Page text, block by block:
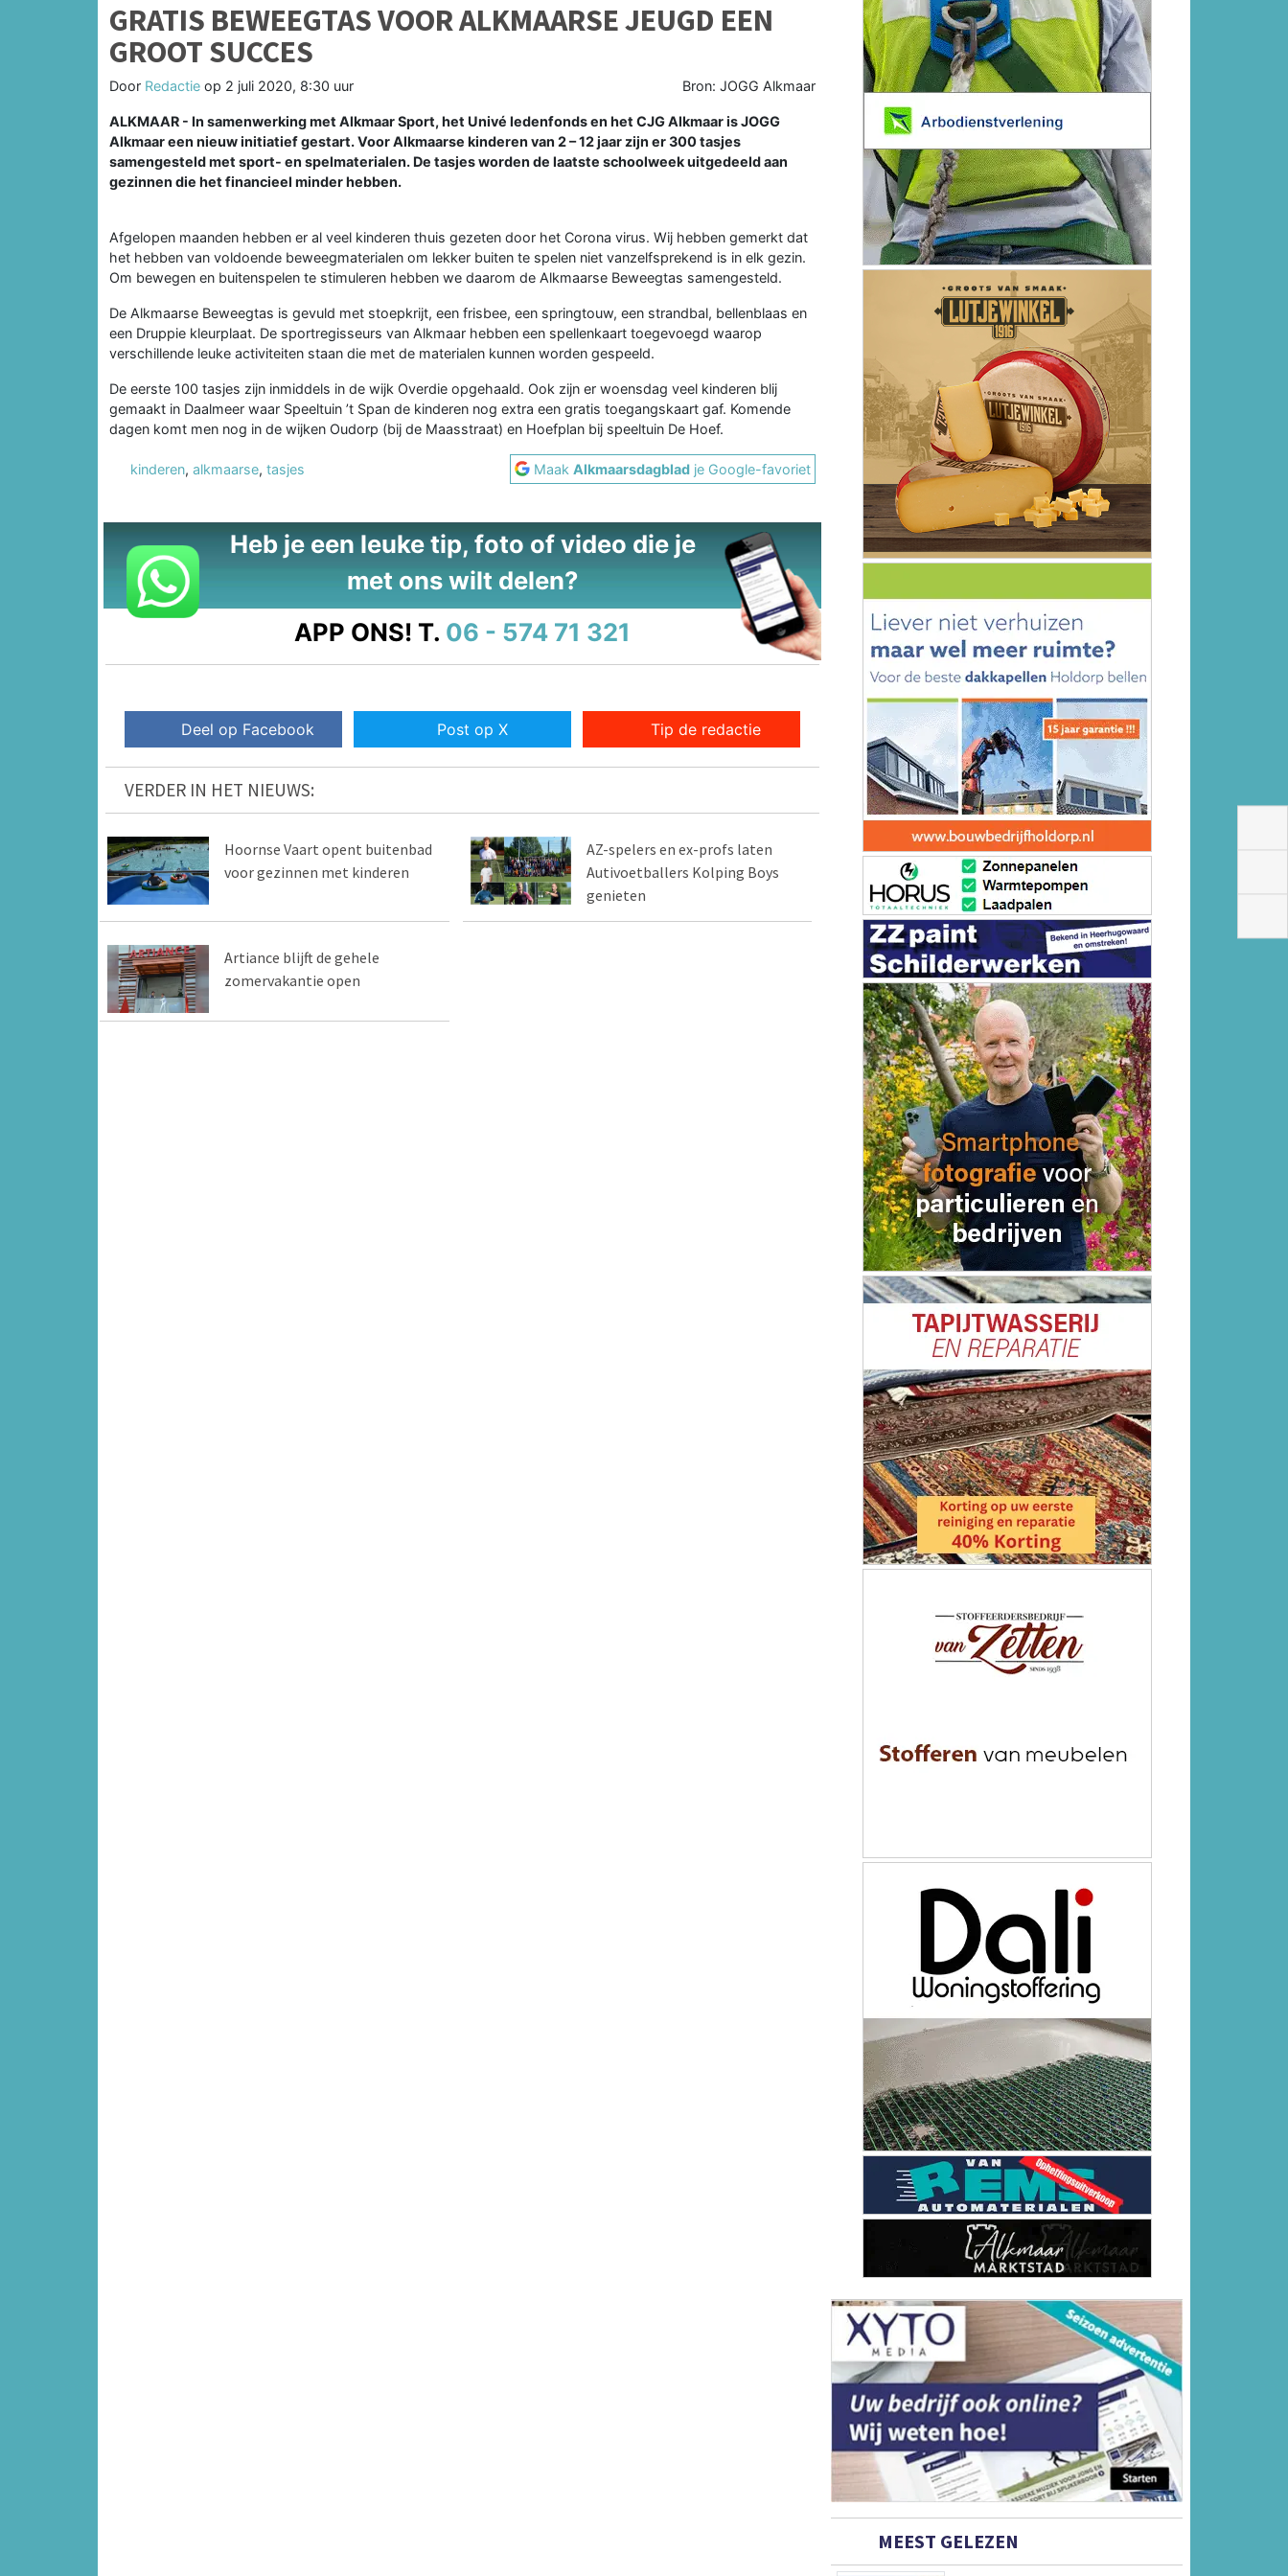
GRATIS BEWEEGTAS VOOR ALKMAARSE JEUGD EEN
GROOT SUCCES
Door Redactie op 2 juli 2020, 8:30 uur Bron: JOGG Alkmaar
ALKMAAR - In samenwerking met Alkmaar Sport, het Univé ledenfonds en het CJG Alkmaar is JOGG
Alkmaar een nieuw initiatief gestart. Voor Alkmaarse kinderen van 2 – 12 jaar zijn er 300 tasjes
samengesteld met sport- en spelmaterialen. De tasjes worden de laatste schoolweek uitgedeeld aan
gezinnen die het financieel minder hebben.
Afgelopen maanden hebben er al veel kinderen thuis gezeten door het Corona virus. Wij hebben gemerkt dat
het hebben van voldoende beweegmaterialen om lekker buiten te spelen niet vanzelfsprekend is in elk gezin.
Om bewegen en buitenspelen te stimuleren hebben we daarom de Alkmaarse Beweegtas samengesteld.
De Alkmaarse Beweegtas is gevuld met stoepkrijt, een frisbee, een springtouw, een strandbal, bellenblaas en
een Druppie kleurplaat. De sportregisseurs van Alkmaar hebben een spellenkaart toegevoegd waarop
verschillende leuke activiteiten staan die met de materialen kunnen worden gespeeld.
De eerste 100 tasjes zijn inmiddels in de wijk Overdie opgehaald. Ook zijn er woensdag veel kinderen blij
gemaakt in Daalmeer waar Speeltuin ’t Span de kinderen nog extra een gratis toegangskaart gaf. Komende
dagen komt men nog in de wijken Oudorp (bij de Maasstraat) en Hoefplan bij speeltuin De Hoef.
kinderen, alkmaarse, tasjes MaakAlkmaarsdagblad je Google-favoriet
Heb je een leuke tip, foto of video die je
met ons wilt delen?
APP ONS! T. 06 - 574 71 321
Deel op Facebook Post op X Tip de redactie
VERDER IN HET NIEUWS:
Hoornse Vaart opent buitenbad
voor gezinnen met kinderen
AZ-spelers en ex-profs laten
Autivoetballers Kolping Boys
genieten
Artiance blijft de gehele
zomervakantie open
MEEST GELEZEN